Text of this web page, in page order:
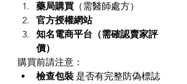
藥局購買 （需醫師處方）
官方授權網站
知名電商平台（需確認賣家評
價）
購買前請注意：
檢查包裝 是否有完整防偽標誌